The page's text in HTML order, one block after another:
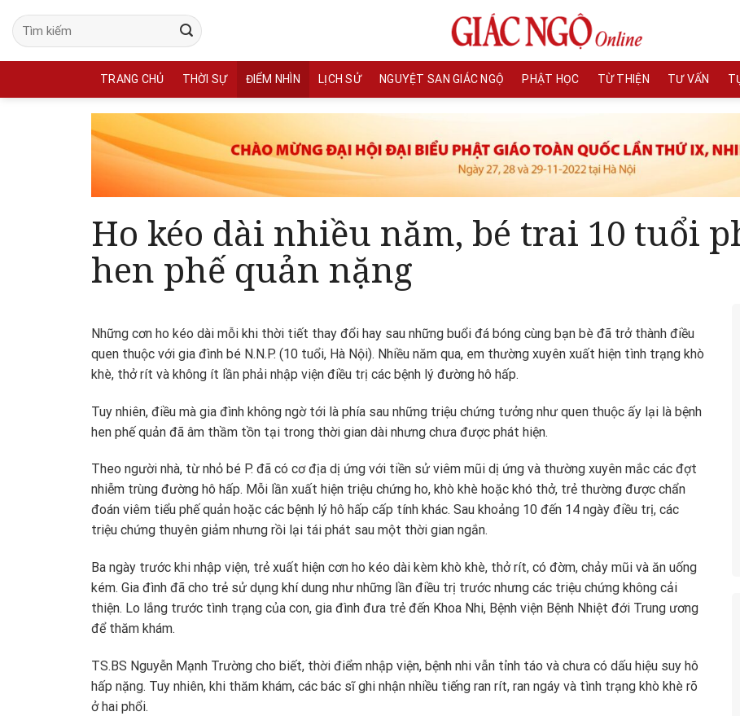
content
TRANG CHỦ THỜI SỰ ĐIỂM NHÌN LỊCH SỬ NGUYỆT SAN GIÁC NGỘ PHẬT HỌC TỪ THIỆN TƯ VẤN
Ho kéo dài nhiều năm, bé trai 10 tuổi
hen phế quản nặng
Những cơn ho kéo dài mỗi khi thời tiết thay đổi hay sau những buổi đá bóng cùng bạn bè đã trở thành điều
quen thuộc với gia đình bé N.N.P. (10 tuổi, Hà Nội). Nhiều năm qua, em thường xuyên xuất hiện tình trạng khò
khè, thở rít và không ít lần phải nhập viện điều trị các bệnh lý đường hô hấp.
Tuy nhiên, điều mà gia đình không ngờ tới là phía sau những triệu chứng tưởng như quen thuộc ấy lại là bệnh
hen phế quản đã âm thầm tồn tại trong thời gian dài nhưng chưa được phát hiện.
Theo người nhà, từ nhỏ bé P. đã có cơ địa dị ứng với tiền sử viêm mũi dị ứng và thường xuyên mắc các đợt
nhiễm trùng đường hô hấp. Mỗi lần xuất hiện triệu chứng ho, khò khè hoặc khó thở, trẻ thường được chẩn
đoán viêm tiểu phế quản hoặc các bệnh lý hô hấp cấp tính khác. Sau khoảng 10 đến 14 ngày điều trị, các
triệu chứng thuyên giảm nhưng rồi lại tái phát sau một thời gian ngắn.
Ba ngày trước khi nhập viện, trẻ xuất hiện cơn ho kéo dài kèm khò khè, thở rít, có đờm, chảy mũi và ăn uống
kém. Gia đình đã cho trẻ sử dụng khí dung như những lần điều trị trước nhưng các triệu chứng không cải
thiện. Lo lắng trước tình trạng của con, gia đình đưa trẻ đến Khoa Nhi, Bệnh viện Bệnh Nhiệt đới Trung ương
để thăm khám.
TS.BS Nguyễn Mạnh Trường cho biết, thời điểm nhập viện, bệnh nhi vẫn tỉnh táo và chưa có dấu hiệu suy hô
hấp nặng. Tuy nhiên, khi thăm khám, các bác sĩ ghi nhận nhiều tiếng ran rít, ran ngáy và tình trạng khò khè rõ
ở hai phổi.